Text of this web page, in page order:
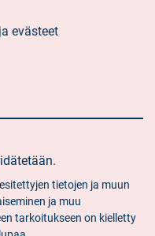
evästeet
tietojen ja muun
ja muu
tarkoitukseen on kielletty